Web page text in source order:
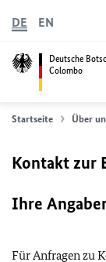
Deutsche
Colombo
DE EN
Startseite Über
Kontakt zur
Ihre
Für Anfragen zu